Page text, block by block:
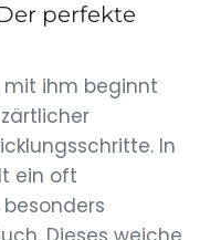
perfekte
mit ihm beginnt
In
ein oft